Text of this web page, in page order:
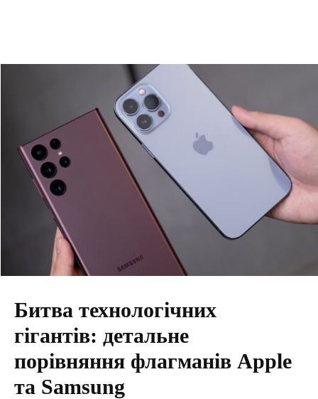
Битва технологічних
гігантів: детальне
порівняння флагманів Apple
та Samsung